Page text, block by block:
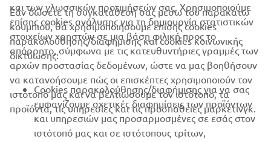
ΕΤΑΙΡΕΊΑ
B2B
ΠΕΡΙΣΣΌΤΕΡΑ YAMAHA
SUPPORT
και των γλωσσικών προτιμήσεών σας. Χρησιμοποιούμε
επίσης cookies ανάλυσης για τη δημιουργία στατιστικών
στοιχείων χρηστών σε μια βάση φιλική προς το
απόρρητο, σύμφωνα με τις κατευθυντήριες γραμμές των
αρχών προστασίας δεδομένων, ώστε να μας βοηθήσουν
να κατανοήσουμε πώς οι επισκέπτες χρησιμοποιούν τον
ιστότοπό μας και να βελτιώσουμε τον ιστότοπο, τα
προϊόντα, τις υπηρεσίες και τις προσπάθειες μάρκετινγκ.
Εάν δώσετε τη συγκατάθεσή σας μέσω του παρακάτω
κουμπιού, θα χρησιμοποιήσουμε επίσης cookies
παρακολούθησης/διαφήμισης και cookies κοινωνικής
δικτύωσης:
Cookies παρακολούθησης/διαφήμισης για να σας
εμφανίζουμε σχετικές διαφημίσεις των προϊόντων
και υπηρεσιών μας προσαρμοσμένες σε εσάς στον
ιστότοπό μας και σε ιστότοπους τρίτων,